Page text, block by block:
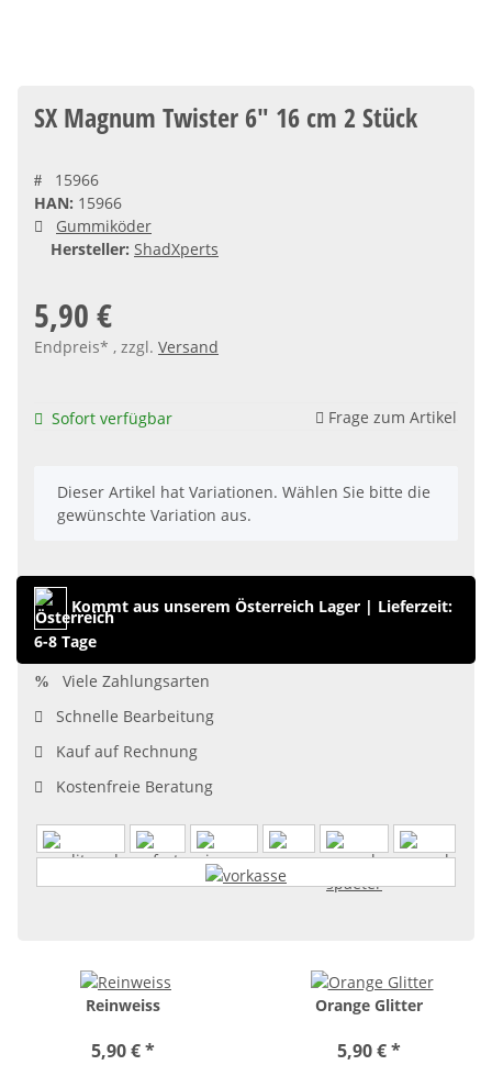
SX Magnum Twister 6" 16 cm 2 Stück
15966
HAN: 15966
Gummiköder
Hersteller: ShadXperts
5,90 €
Endpreis* , zzgl. Versand
Sofort verfügbar Frage zum Artikel
x
Dieser Artikel hat Variationen. Wählen Sie bitte die
gewünschte Variation aus.
Kommt aus unserem Österreich Lager | Lieferzeit:
6-8 Tage
Viele Zahlungsarten
Schnelle Bearbeitung
Kauf auf Rechnung
Kostenfreie Beratung
Reinweiss
5,90 €*
Orange Glitter
5,90 €*